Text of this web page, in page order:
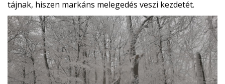
tájnak, hiszen markáns melegedés veszi kezdetét.